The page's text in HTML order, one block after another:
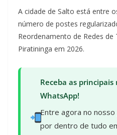
A cidade de Salto está entre
número de postes
Reordenamento de Redes de
Piratininga em 2026.
Receba as
WhatsApp!
Entre agora no
por dentro de tudo